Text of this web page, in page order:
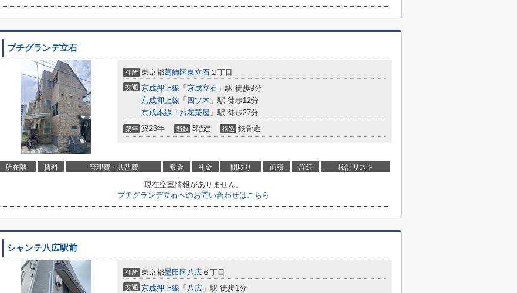
プチグランデ立石
住所 東京都葛飾区東立石 ２丁目
交通 京成押上線 「 京成立石 」駅 徒歩9分
京成押上線 「 四ツ木 」駅 徒歩12分
京成本線 「 お花茶屋 」駅 徒歩27分
築年 築23年 階数 3階建 構造 鉄骨造
所在階 賃料 管理費・共益費 敷金 礼金 間取り 面積 詳細 検討リスト
現在空室情報がありません。
プチグランデ立石へのお問い合わせはこちら
シャンテ八広駅前
住所 東京都墨田区八広 ６丁目
交通 京成押上線 「 八広 」駅 徒歩1分